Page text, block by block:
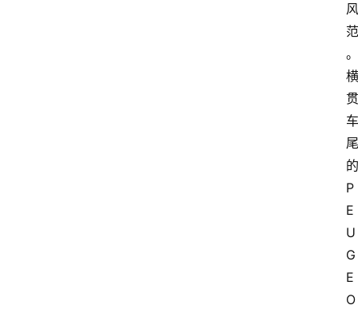
风
范
。
横
贯
车
尾
的
P
E
U
G
E
O